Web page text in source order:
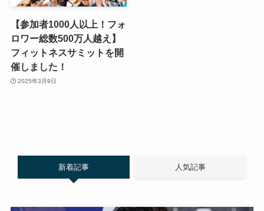
【参加者1000人以上！フォ
ロワー総数500万人越え】
フィットネスサミットを開
催しました！
2025年3月9日
新着記事 人気記事